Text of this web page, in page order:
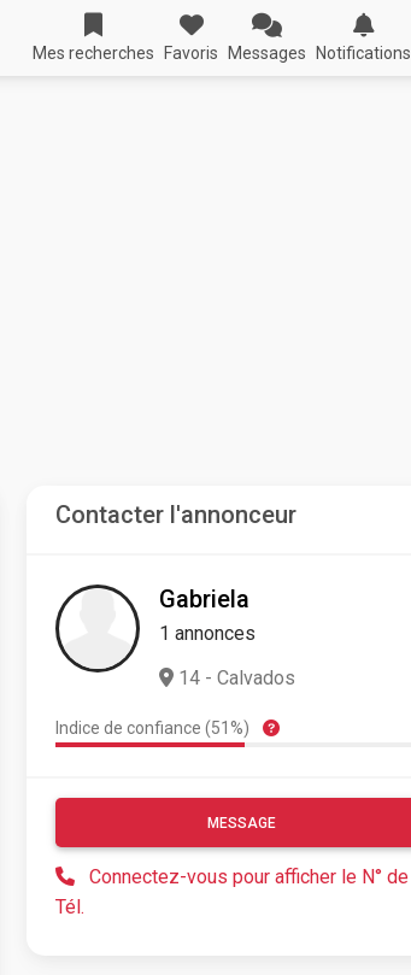
Mes recherches Favoris Messages Notifications
Contacter l'annonceur
Gabriela
1 annonces
14 - Calvados
Indice de confiance (51%)
MESSAGE
Connectez-vous pour afficher le N° de
Tél.